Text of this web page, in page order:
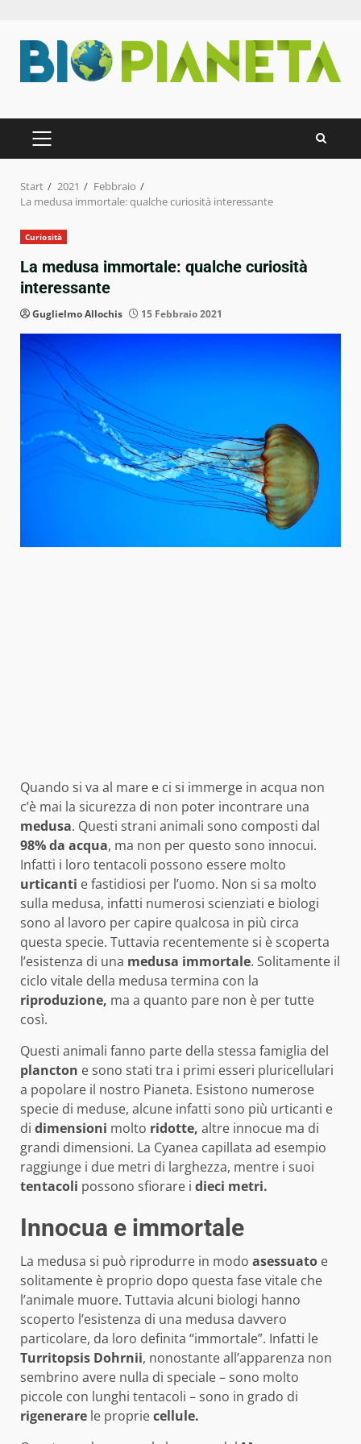
Inhalt
springen
PRIMÄRES
MENÜ
Start 2021
Febbraio
La medusa immortale: qualche curiosità interessante
Curiosità
La medusa immortale: qualche curiosità
interessante
Guglielmo Allochis 15 Febbraio 2021
Quando si va al mare e ci si immerge in acqua non
c’è mai la sicurezza di non poter incontrare una
medusa. Questi strani animali sono composti dal
98% da acqua, ma non per questo sono innocui.
Infatti i loro tentacoli possono essere molto
urticanti e fastidiosi per l’uomo. Non si sa molto
sulla medusa, infatti numerosi scienziati e biologi
sono al lavoro per capire qualcosa in più circa
questa specie. Tuttavia recentemente si è scoperta
l’esistenza di una medusa immortale. Solitamente il
ciclo vitale della medusa termina con la
riproduzione, ma a quanto pare non è per tutte
così.
Questi animali fanno parte della stessa famiglia del
plancton e sono stati tra i primi esseri pluricellulari
a popolare il nostro Pianeta. Esistono numerose
specie di meduse, alcune infatti sono più urticanti e
di dimensioni molto ridotte, altre innocue ma di
grandi dimensioni. La Cyanea capillata ad esempio
raggiunge i due metri di larghezza, mentre i suoi
tentacoli possono sfiorare i dieci metri.
Innocua e immortale
La medusa si può riprodurre in modo asessuato e
solitamente è proprio dopo questa fase vitale che
l’animale muore. Tuttavia alcuni biologi hanno
scoperto l’esistenza di una medusa davvero
particolare, da loro definita “immortale”. Infatti le
Turritopsis Dohrnii, nonostante all’apparenza non
sembrino avere nulla di speciale – sono molto
piccole con lunghi tentacoli – sono in grado di
rigenerare le propriecellule.